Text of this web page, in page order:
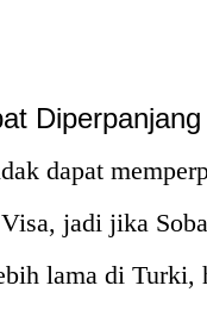
Diperpanjang
dapat
jadi jika
lama di Turki,